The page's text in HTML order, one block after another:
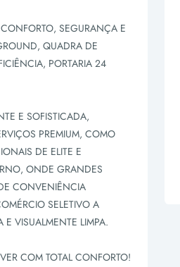
SEGURANÇA E
QUADRA DE
PORTARIA 24
E SOFISTICADA,
PREMIUM, COMO
DE ELITE E
ONDE GRANDES
CONVENIÊNCIA
SELETIVO A
VISUALMENTE LIMPA.
COM TOTAL CONFORTO!